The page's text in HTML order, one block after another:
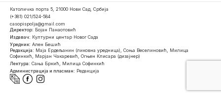
Католичка порта 5, 21000 Нови Сад, Србија
(+381) 021/524-584
casopispolja@gmail.com
Директор: Бојан Панаотовић
Издавач: Културни центар Новог Сада
Уредник: Ален Бешић
Редакција: Маја Ердељанин (ликовна уредница), Соња Веселиновић, Милица
Софинкић, Марјан Чакаревић, Огњен Клисара (дизајнер)
Лектура: Сања Бркић, Милица Софинкић
Администрација и пласман: Редакција